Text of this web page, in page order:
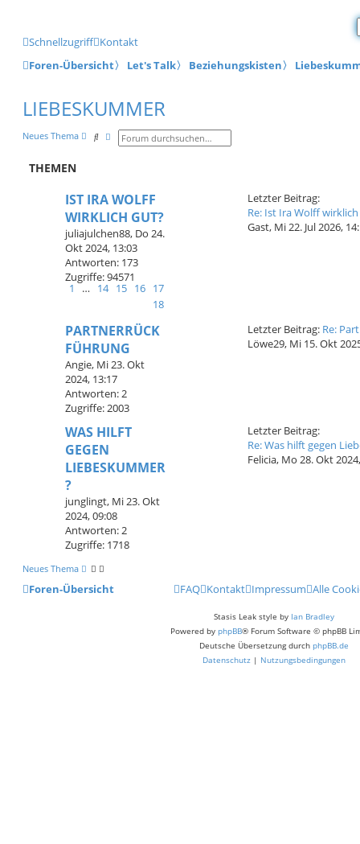
Schnellzugriff Kontakt
Foren-Übersicht〉 Let's Talk〉 Beziehungskisten〉
LIEBESKUMMER
Neues Thema
S
t
e
r
t
e
u
c
THEMEN
IST IRA WOLFF
WIRKLICH GUT?
juliajulchen88, Do 24.
Okt 2024, 13:03
Antworten: 173
Zugriffe:94571
1
… 14 15 16 17
18
L
e
t
i
t
Letzter Beitrag:
Re: Ist Ira Wolff
Gast, Mi 22. Jul 2026,
PARTNERRÜCK
FÜHRUNG
Angie, Mi 23. Okt
2024, 13:17
Antworten: 2
Zugriffe: 2003
L
e
B
e
i
Letzter Beitrag: Re:
Löwe29, Mi 15. Okt
WAS HILFT
GEGEN
LIEBESKUMMER
?
junglingt, Mi 23. Okt
2024, 09:08
Antworten: 2
Zugriffe: 1718
L
e
t
r
g
Letzter Beitrag:
Re: Was hilft gegen
Felicia, Mo 28. Okt
Neues Thema
Foren-Übersicht Alle
Impressum
Kontakt
FAQ
Stasis Leak style by Ian Bradley
Powered by phpBB® Forum Software © phpBB
Deutsche Übersetzung durch phpBB.de
Datenschutz| Nutzungsbedingungen